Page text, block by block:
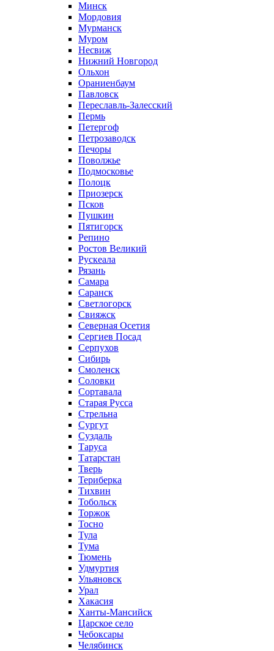
Минск
Мордовия
Мурманск
Муром
Несвиж
Нижний Новгород
Ольхон
Ораниенбаум
Павловск
Переславль-Залесский
Пермь
Петергоф
Петрозаводск
Печоры
Поволжье
Подмосковье
Полоцк
Приозерск
Псков
Пушкин
Пятигорск
Репино
Ростов Великий
Рускеала
Рязань
Самара
Саранск
Светлогорск
Свияжск
Северная Осетия
Сергиев Посад
Серпухов
Сибирь
Смоленск
Соловки
Сортавала
Старая Русса
Стрельна
Сургут
Суздаль
Таруса
Татарстан
Тверь
Териберка
Тихвин
Тобольск
Торжок
Тосно
Тула
Тума
Тюмень
Удмуртия
Ульяновск
Урал
Хакасия
Ханты-Мансийск
Царское село
Чебоксары
Челябинск